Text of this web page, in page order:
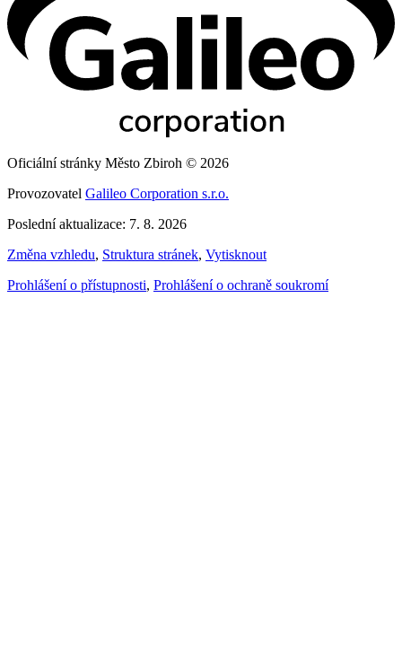
Oficiální stránky Město Zbiroh © 2026
Provozovatel Galileo Corporation s.r.o.
Poslední aktualizace: 7. 8. 2026
Změna vzhledu, Struktura stránek, Vytisknout
Prohlášení o přístupnosti, Prohlášení o ochraně soukromí